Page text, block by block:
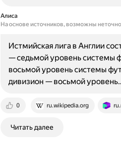
Алиса
На основе источников, возможны
0 ru.wikipedia.org
Истмийская лига в Англии
— седьмой уровень системы
восьмой уровень системы
дивизион — восьмой
Читать далее